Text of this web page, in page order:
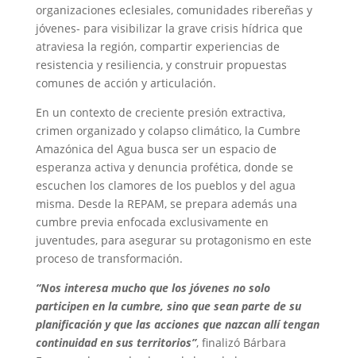
organizaciones eclesiales, comunidades ribereñas y
jóvenes- para visibilizar la grave crisis hídrica que
atraviesa la región, compartir experiencias de
resistencia y resiliencia, y construir propuestas
comunes de acción y articulación.
En un contexto de creciente presión extractiva,
crimen organizado y colapso climático, la Cumbre
Amazónica del Agua busca ser un espacio de
esperanza activa y denuncia profética, donde se
escuchen los clamores de los pueblos y del agua
misma. Desde la REPAM, se prepara además una
cumbre previa enfocada exclusivamente en
juventudes, para asegurar su protagonismo en este
proceso de transformación.
“Nos interesa mucho que los jóvenes no solo
participen en la cumbre, sino que sean parte de su
planificación y que las acciones que nazcan allí tengan
continuidad en sus territorios”, finalizó Bárbara